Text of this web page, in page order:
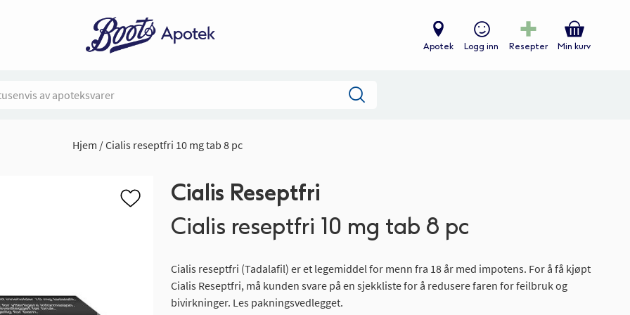
Apotek Logg inn Resepter Min kurv
Hjem Cialis reseptfri 10 mg tab 8 pc
Cialis Reseptfri
Cialis reseptfri 10 mg tab 8 pc
Cialis reseptfri (Tadalafil) er et legemiddel for menn fra 18 år med impotens. For å få kjøpt
Cialis Reseptfri, må kunden svare på en sjekkliste for å redusere faren for feilbruk og
bivirkninger. Les pakningsvedlegget.